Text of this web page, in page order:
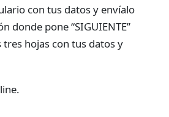
con tus datos y envíalo
donde pone “SIGUIENTE”
hojas con tus datos y